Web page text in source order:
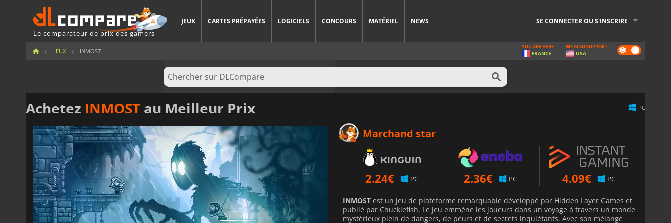
Le comparateur de prix des gamers
JEUX CARTES PRÉPAYÉES LOGICIELS CONCOURS MATÉRIEL NEWS SE CONNECTER OU S'INSCRIRE
JEUX INMOST Dark
mode
YOU ARE HERE
FRANCE
WE ALSO SUPPORT
USA
Achetez INMOST au Meilleur Prix PC
Marchand star
2.24€ PC 2.36€ PC 4.09€ PC
INMOST est un jeu de plateforme remarquable développé par Hidden Layer Games et
publié par Chucklefish. Le jeu emmène les joueurs dans un voyage à travers un monde
mystérieux plein de dangers, de peurs et de secrets inquiétants. Avec son mélange